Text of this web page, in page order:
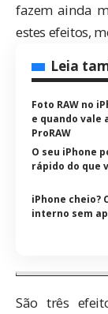
fazem ainda
estes efeitos,
Leia
Foto RAW no
e quando vale
ProRAW
O seu iPhone
rápido do que
iPhone cheio?
interno sem
São três